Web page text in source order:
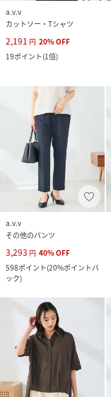
a.v.v
カットソー・Tシャツ
2,191 円 20%OFF
19ポイント(1倍)
a.v.v
その他のパンツ
3,293 円 40%OFF
598ポイント(20%ポイントバ
ック)